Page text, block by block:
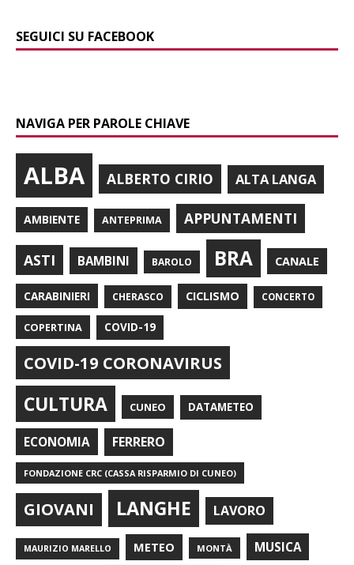
SEGUICI SU FACEBOOK
NAVIGA PER PAROLE CHIAVE
ALBA ALBERTO CIRIO ALTA LANGA
AMBIENTE ANTEPRIMA APPUNTAMENTI
ASTI BAMBINI BAROLO BRA CANALE
CARABINIERI CHERASCO CICLISMO CONCERTO
COPERTINA COVID-19
COVID-19 CORONAVIRUS
CULTURA CUNEO DATAMETEO
ECONOMIA FERRERO
FONDAZIONE CRC (CASSA RISPARMIO DI CUNEO)
GIOVANI LANGHE LAVORO
MAURIZIO MARELLO METEO MONTÀ MUSICA